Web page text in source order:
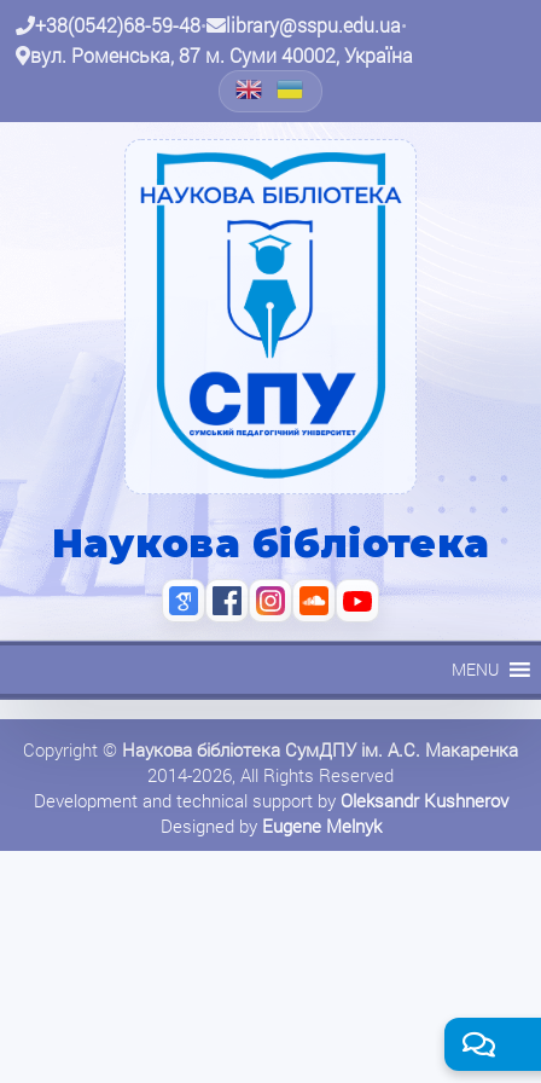
+38(0542)68-59-48• library@sspu.edu.ua•
вул. Роменська, 87 м. Суми 40002, Україна
Наукова бібліотека
MENU
Copyright © Наукова бібліотека СумДПУ ім. А.С. Макаренка
2014-2026, All Rights Reserved
Development and technical support by Oleksandr Kushnerov
Designed by Eugene Melnyk